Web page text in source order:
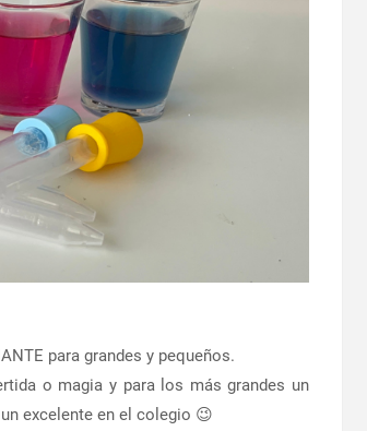
para grandes y pequeños.
o magia y para los más grandes un
excelente en el colegio 😉